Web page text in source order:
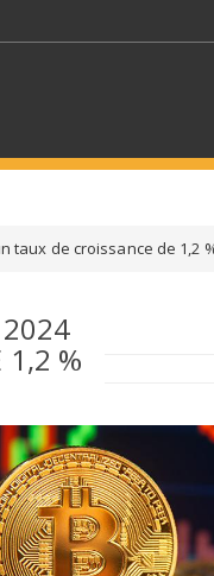
UNE CATÉGORIE
taux de croissance de 1,2
2024
1,2 %